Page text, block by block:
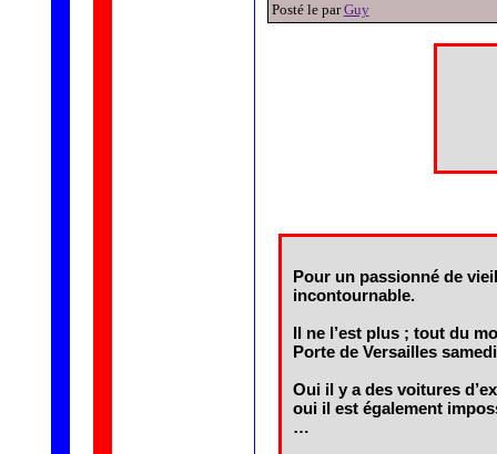
Posté le parGuy
Pour un passionné de
incontournable.
Il ne l’est plus ; tout du
Porte de Versailles
Oui il y a des voitures
oui il est également
…